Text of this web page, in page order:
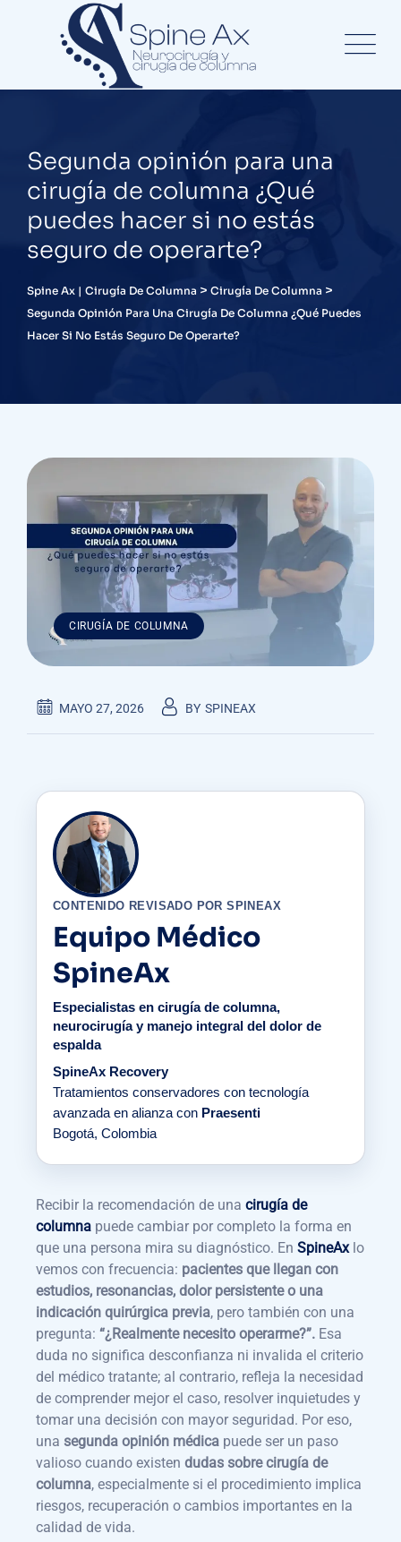
Segunda opinión para una
cirugía de columna ¿Qué
puedes hacer si no estás
seguro de operarte?
Spine Ax | Cirugía De Columna > Cirugía De Columna >
Segunda Opinión Para Una Cirugía De Columna ¿Qué Puedes
Hacer Si No Estás Seguro De Operarte?
CIRUGÍA DE COLUMNA
MAYO 27, 2026 BY SPINEAX
CONTENIDO REVISADO POR SPINEAX
Equipo Médico
SpineAx
Especialistas en cirugía de columna,
neurocirugía y manejo integral del dolor de
espalda
SpineAx Recovery
Tratamientos conservadores con tecnología
avanzada en alianza con Praesenti
Bogotá, Colombia
Recibir la recomendación de una cirugía de
columna puede cambiar por completo la forma en
que una persona mira su diagnóstico. En SpineAx lo
vemos con frecuencia: pacientes que llegan con
estudios, resonancias, dolor persistente o una
indicación quirúrgica previa, pero también con una
pregunta: “¿Realmente necesito operarme?”. Esa
duda no significa desconfianza ni invalida el criterio
del médico tratante; al contrario, refleja la necesidad
de comprender mejor el caso, resolver inquietudes y
tomar una decisión con mayor seguridad. Por eso,
una segunda opinión médica puede ser un paso
valioso cuando existen dudas sobre cirugía de
columna, especialmente si el procedimiento implica
riesgos, recuperación o cambios importantes en la
calidad de vida.